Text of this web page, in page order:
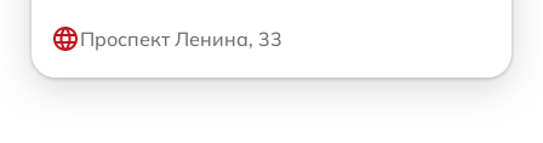
Проспект Ленина, 33